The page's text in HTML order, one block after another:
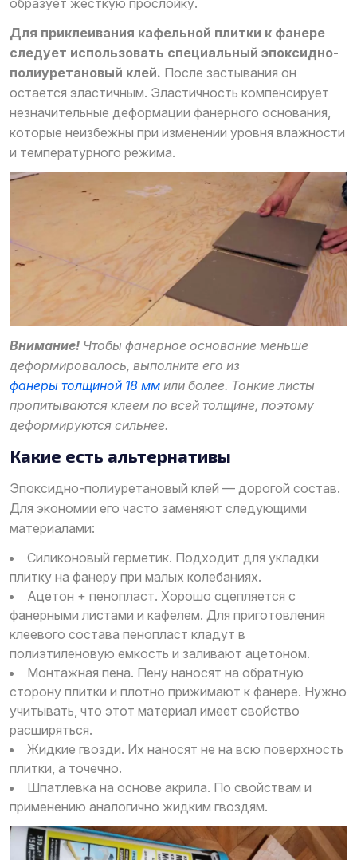
образует жесткую прослойку.
Для приклеивания кафельной плитки к фанере
следует использовать специальный эпоксидно-
полиуретановый клей. После застывания он
остается эластичным. Эластичность компенсирует
незначительные деформации фанерного основания,
которые неизбежны при изменении уровня влажности
и температурного режима.
Внимание! Чтобы фанерное основание меньше
деформировалось, выполните его из
фанеры толщиной 18 мм или более. Тонкие листы
пропитываются клеем по всей толщине, поэтому
деформируются сильнее.
Какие есть альтернативы
Эпоксидно-полиуретановый клей — дорогой состав.
Для экономии его часто заменяют следующими
материалами:
Силиконовый герметик. Подходит для укладки
плитку на фанеру при малых колебаниях.
Ацетон + пенопласт. Хорошо сцепляется с
фанерными листами и кафелем. Для приготовления
клеевого состава пенопласт кладут в
полиэтиленовую емкость и заливают ацетоном.
Монтажная пена. Пену наносят на обратную
сторону плитки и плотно прижимают к фанере. Нужно
учитывать, что этот материал имеет свойство
расширяться.
Жидкие гвозди. Их наносят не на всю поверхность
плитки, а точечно.
Шпатлевка на основе акрила. По свойствам и
применению аналогично жидким гвоздям.